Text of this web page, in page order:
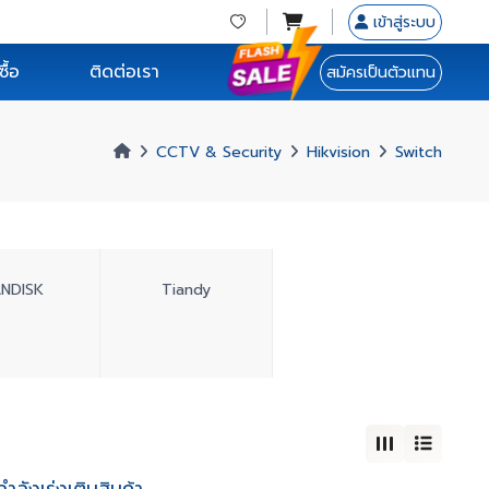
เข้าสู่ระบบ
อ ติดต่อเรา สมัครเป็นตัวแทน
CCTV & Security Hikvision Switch
Tiandy